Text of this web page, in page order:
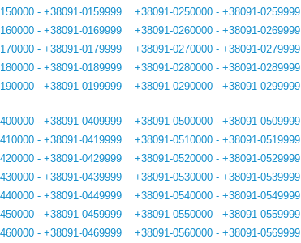
- +38091-0159999
- +38091-0169999
- +38091-0179999
- +38091-0189999
- +38091-0199999
+38091-0250000 - +38091-0259999
+38091-0260000 - +38091-0269999
+38091-0270000 - +38091-0279999
+38091-0280000 - +38091-0289999
+38091-0290000 - +38091-0299999
- +38091-0409999
- +38091-0419999
- +38091-0429999
- +38091-0439999
- +38091-0449999
- +38091-0459999
- +38091-0469999
+38091-0500000 - +38091-0509999
+38091-0510000 - +38091-0519999
+38091-0520000 - +38091-0529999
+38091-0530000 - +38091-0539999
+38091-0540000 - +38091-0549999
+38091-0550000 - +38091-0559999
+38091-0560000 - +38091-0569999